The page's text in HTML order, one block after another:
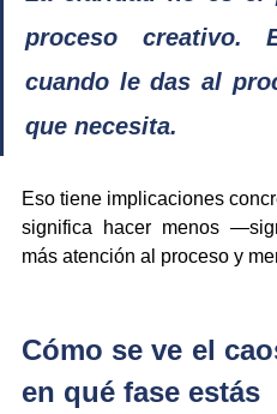
proceso creativo.
cuando le das al
que necesita.
Eso tiene implicaciones
significa hacer menos
más atención al proceso y
Cómo se ve el
en qué fase estás